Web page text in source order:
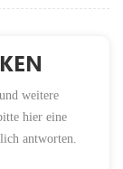
weitere
hier eine
antworten.